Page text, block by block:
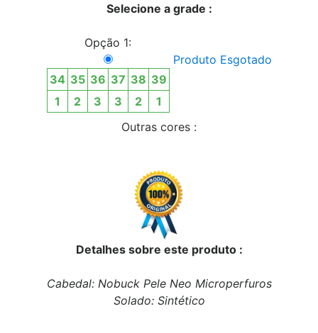
Selecione a grade :
Opção 1:
34 35 36 37 38 39
1
2 3 3 2 1
Produto Esgotado
Outras cores :
Detalhes sobre este produto :
Cabedal: Nobuck Pele Neo Microperfuros
Solado: Sintético